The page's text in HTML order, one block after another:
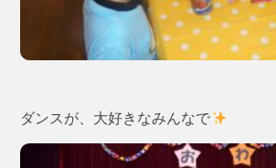
ダンスが、大好きなみんなで